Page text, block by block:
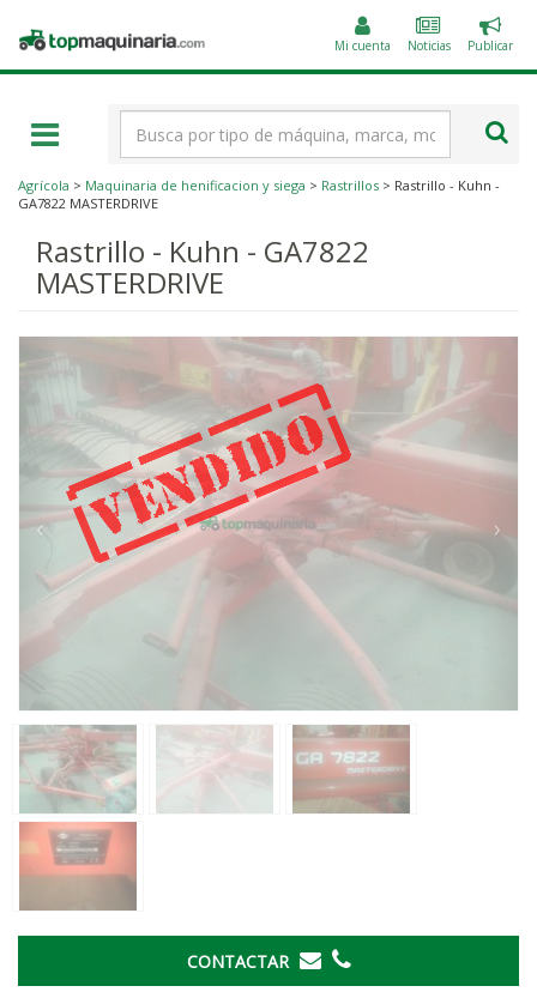
Topmaquinaria.com Mi cuenta Noticias
un
Publicar
Agrícola > Maquinaria de henificacion y siega > Rastrillos > Rastrillo - Kuhn -
GA7822 MASTERDRIVE
Rastrillo - Kuhn - GA7822
MASTERDRIVE
‹ ›
CONTACTAR